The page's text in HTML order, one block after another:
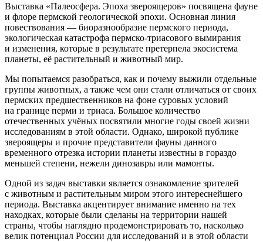
Выставка «Палеосфера. Эпоха звероящеров» посвящена фауне
и флоре пермской геологической эпохи. Основная линия
повествования — биоразнообразие пермского периода,
экологическая катастрофа пермско-триасового вымирания
и изменения, которые в результате претерпела экосистема
планеты, её растительный и животный мир.
Мы попытаемся разобраться, как и почему выжили отдельные
группы животных, а также чем они стали отличаться от своих
пермских предшественников на фоне суровых условий
на границе перми и триаса. Большое количество
отечественных учёных посвятили многие годы своей жизни
исследованиям в этой области. Однако, широкой публике
звероящеры и прочие представители фауны данного
временного отрезка истории планеты известны в гораздо
меньшей степени, нежели динозавры или мамонты.
Одной из задач выставки является ознакомление зрителей
с животным и растительным миром этого интереснейшего
периода. Выставка акцентирует внимание именно на тех
находках, которые были сделаны на территории нашей
страны, чтобы наглядно продемонстрировать то, насколько
велик потенциал России для исследований и в этой области